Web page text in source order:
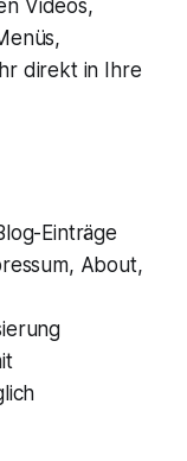
Videos,
direkt in Ihre
Einträge
About,